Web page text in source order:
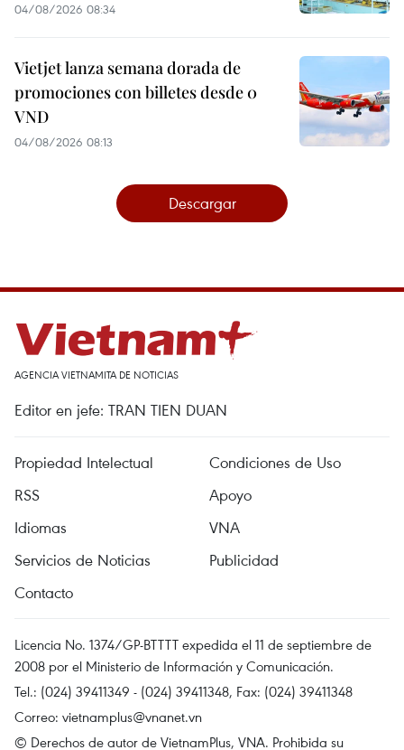
04/08/2026 08:34
Vietjet lanza semana dorada de
promociones con billetes desde 0
VND
04/08/2026 08:13
Descargar
AGENCIA VIETNAMITA DE NOTICIAS
Editor en jefe: TRAN TIEN DUAN
Propiedad Intelectual
Condiciones de Uso
RSS
Apoyo
Idiomas
VNA
Servicios de Noticias
Publicidad
Contacto
Licencia No. 1374/GP-BTTTT expedida el 11 de septiembre de
2008 por el Ministerio de Información y Comunicación.
Tel.: (024) 39411349 - (024) 39411348, Fax: (024) 39411348
Correo: vietnamplus@vnanet.vn
© Derechos de autor de VietnamPlus, VNA. Prohibida su